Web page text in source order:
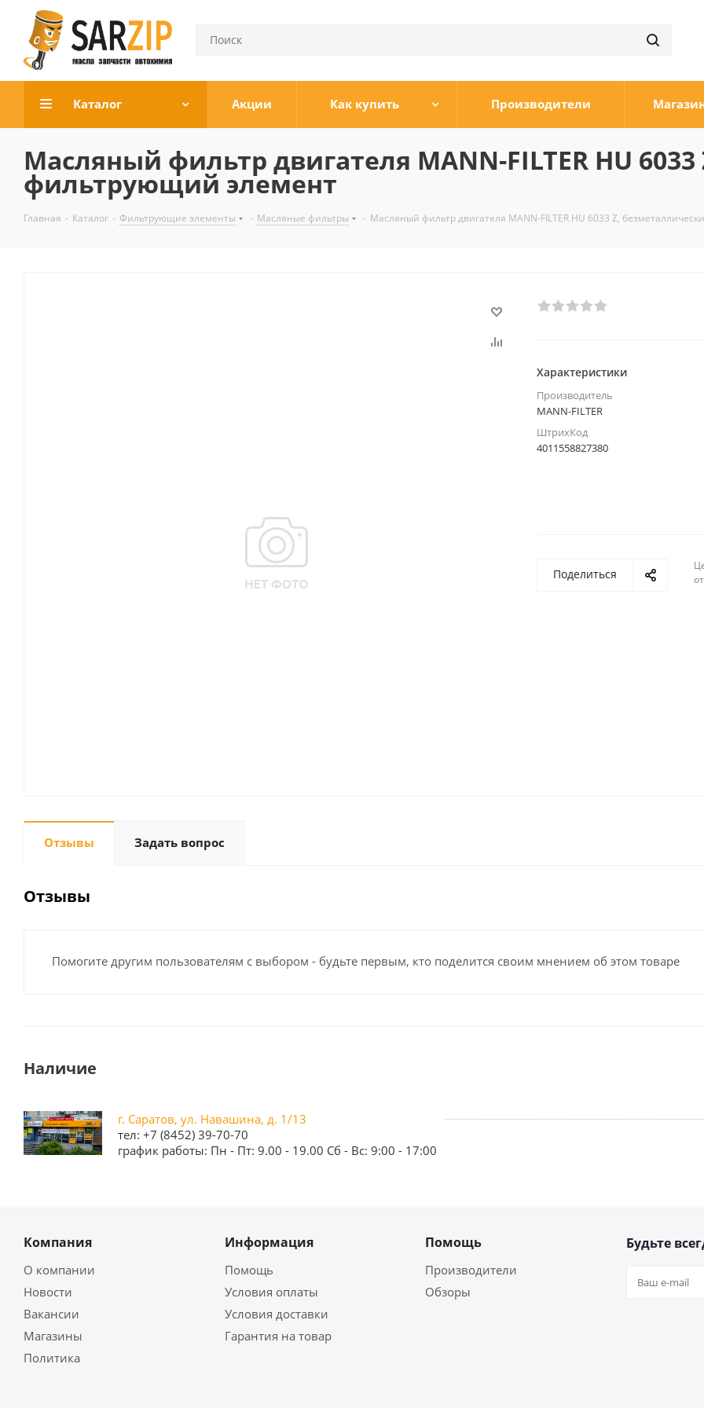
Каталог Акции Как купить Производители
Масляный фильтр двигателя MANN-FILTER HU
фильтрующий элемент
Главная - Каталог - Фильтрующие элементы - Масляные фильтры - Масляный фильтр двигателя MANN-FILTER HU 6033 Z,
Характеристики
Производитель
MANN-FILTER
ШтрихКод
4011558827380
Поделиться
Отзывы Задать вопрос
Отзывы
Помогите другим пользователям с выбором - будьте первым, кто поделится своим мнением об этом товаре
Наличие
г. Саратов, ул. Навашина, д. 1/13
тел: +7 (8452) 39-70-70
график работы: Пн - Пт: 9.00 - 19.00 Сб - Вс: 9:00 - 17:00
Компания
О компании
Новости
Вакансии
Магазины
Политика
Информация
Помощь
Условия оплаты
Условия доставки
Гарантия на товар
Помощь
Производители
Обзоры
Будьте